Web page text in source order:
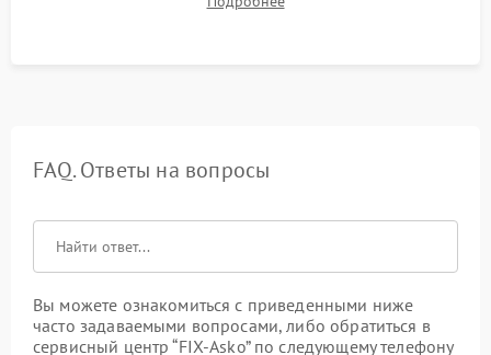
конденсата) и отсутствия посторонних скрипов, стуков или
FAQ. Ответы на вопросы
Вы можете ознакомиться с приведенными ниже
часто задаваемыми вопросами, либо обратиться в
сервисный центр “FIX-Asko” по следующему телефону